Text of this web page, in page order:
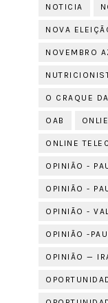
NOTICIA
NOVA
NOVEMBRO
O CRAQUE
OAB
ONLINE
OPINIÃO -
OPINIÃO -
OPINIÃO -
OPINIÃO -
OPINIÃO —